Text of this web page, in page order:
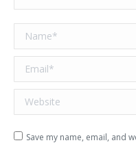
Name *
Email *
Website
Save my name, email, and